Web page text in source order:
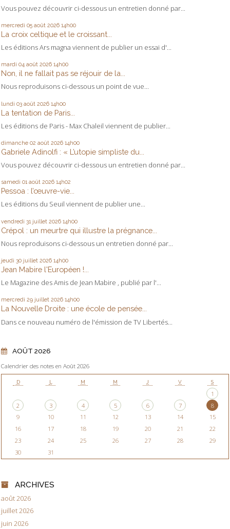
Vous pouvez découvrir ci-dessous un entretien donné par...
mercredi 05 août 2026 14h00
La croix celtique et le croissant...
Les éditions Ars magna viennent de publier un essai d'...
mardi 04 août 2026 14h00
Non, il ne fallait pas se réjouir de la...
Nous reproduisons ci-dessous un point de vue...
lundi 03 août 2026 14h00
La tentation de Paris...
Les éditions de Paris - Max Chaleil viennent de publier...
dimanche 02 août 2026 14h00
Gabriele Adinolfi : « L’utopie simpliste du...
Vous pouvez découvrir ci-dessous un entretien donné par...
samedi 01 août 2026 14h02
Pessoa : l’œuvre-vie...
Les éditions du Seuil viennent de publier une...
vendredi 31 juillet 2026 14h00
Crépol : un meurtre qui illustre la prégnance...
Nous reproduisons ci-dessous un entretien donné par...
jeudi 30 juillet 2026 14h00
Jean Mabire l'Européen !...
Le Magazine des Amis de Jean Mabire , publié par l'...
mercredi 29 juillet 2026 14h00
La Nouvelle Droite : une école de pensée...
Dans ce nouveau numéro de l'émission de TV Libertés...
AOÛT 2026
Calendrier des notes en Août 2026
D L M M J V S
1
2
3 4 5 6 7
8
9
10 11 12 13 14
15
16
17 18 19 20 21
22
23
24 25 26 27 28
29
30
31
ARCHIVES
août 2026
juillet 2026
juin 2026